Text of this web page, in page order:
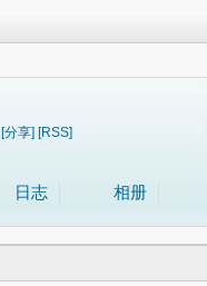
[分享] [RSS]
日志 相册